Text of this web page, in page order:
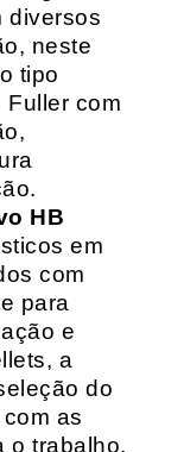
diversos
neste
tipo
Fuller com
HB
em
com
para
e
a
do
as
o trabalho.